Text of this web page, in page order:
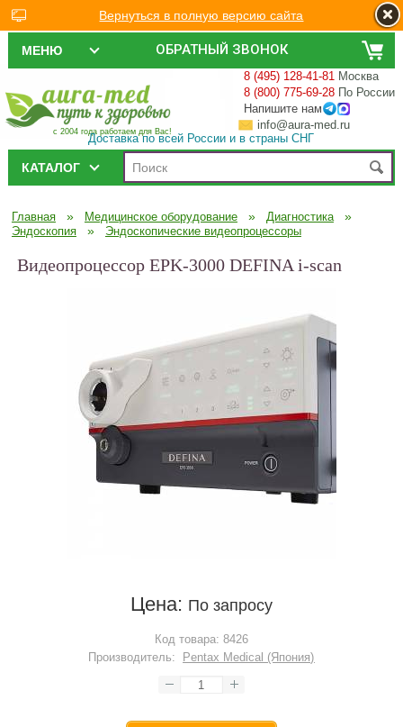
ОБРАТНЫЙ ЗВОНОК
МЕНЮ
с 2004 года работаем для Вас!
8 (495) 128-41-81 Москва
8 (800) 775-69-28 По России
Напишите нам
info@aura-med.ru
Доставка по всей России и в страны СНГ
КАТАЛОГ
Главная » Медицинское оборудование » Диагностика »
Эндоскопия » Эндоскопические видеопроцессоры
Видеопроцессор EPK-3000 DEFINA i-scan
Цена: По запросу
Код товара: 8426
Производитель:
Pentax Medical (Япония)
Вернуться в полную версию сайта